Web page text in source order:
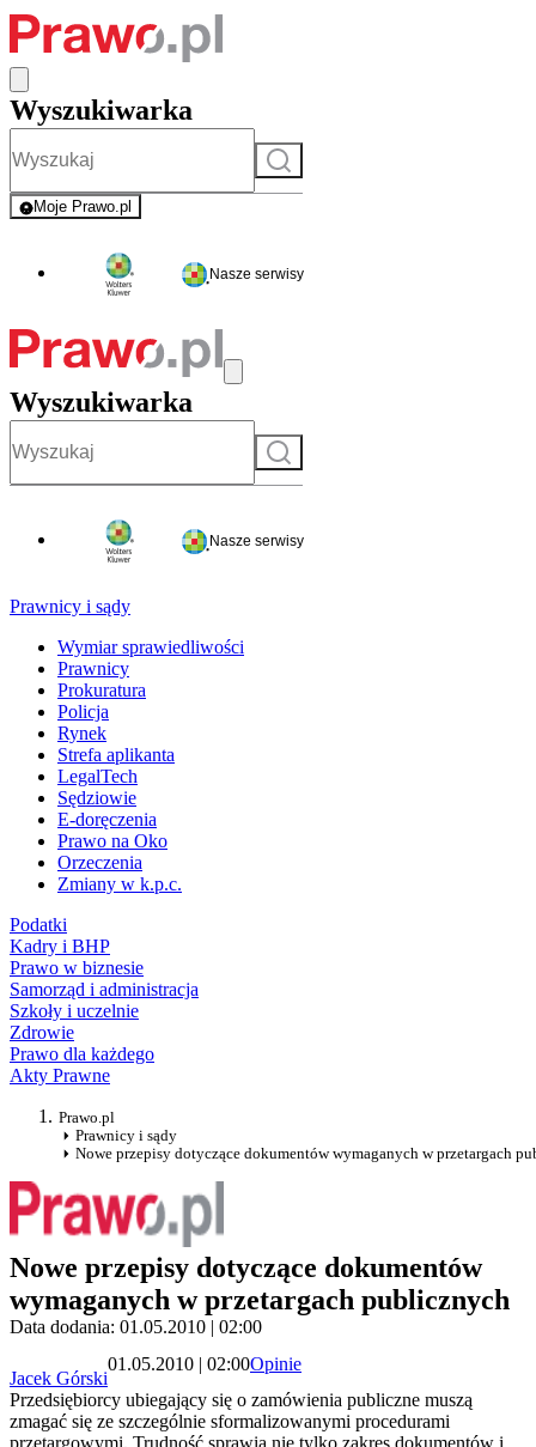
Wyszukiwarka
Szukaj
Moje Prawo.pl
- rejestracja i logowanie do serwisu
Nasze serwisy
Wyszukiwarka
Szukaj
Nasze serwisy
Prawnicy i sądy
Wymiar sprawiedliwości
Prawnicy
Prokuratura
Policja
Rynek
Strefa aplikanta
LegalTech
Sędziowie
E-doręczenia
Prawo na Oko
Orzeczenia
Zmiany w k.p.c.
Podatki
Kadry i BHP
Prawo w biznesie
Samorząd i administracja
Szkoły i uczelnie
Zdrowie
Prawo dla każdego
Akty Prawne
Prawo.pl
Prawnicy i sądy
Nowe przepisy dotyczące dokumentów wymaganych w przetargach
Nowe przepisy dotyczące dokumentów
wymaganych w przetargach publicznych
Data dodania: 01.05.2010 | 02:00
Jacek Górski
01.05.2010 | 02:00Opinie
Przedsiębiorcy ubiegający się o zamówienia publiczne muszą
zmagać się ze szczególnie sformalizowanymi procedurami